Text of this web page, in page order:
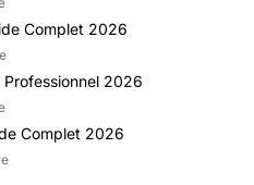
Complet 2026
2026
Complet 2026